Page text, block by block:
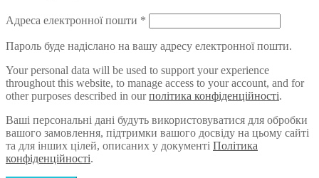
Адреса електронної пошти *
Пароль буде надіслано на вашу адресу електронної пошти.
Your personal data will be used to support your experience
throughout this website, to manage access to your account, and for
other purposes described in ourполітика конфіденційності.
Ваші персональні дані будуть використовуватися для обробки
вашого замовлення, підтримки вашого досвіду на цьому сайті
та для інших цілей, описаних у документі Політика
конфіденційності.